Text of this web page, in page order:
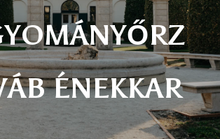
ÉNEKKAR